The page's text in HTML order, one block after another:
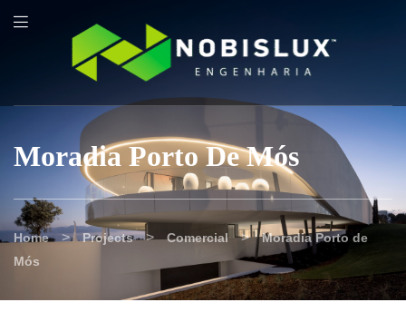
Moradia Porto De Mós
Home > Projects > Comercial >
Moradia Porto de
Mós